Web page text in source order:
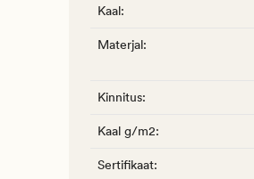
Kaal:
Materjal:
Kinnitus:
Kaal g/m2:
Sertifikaat: